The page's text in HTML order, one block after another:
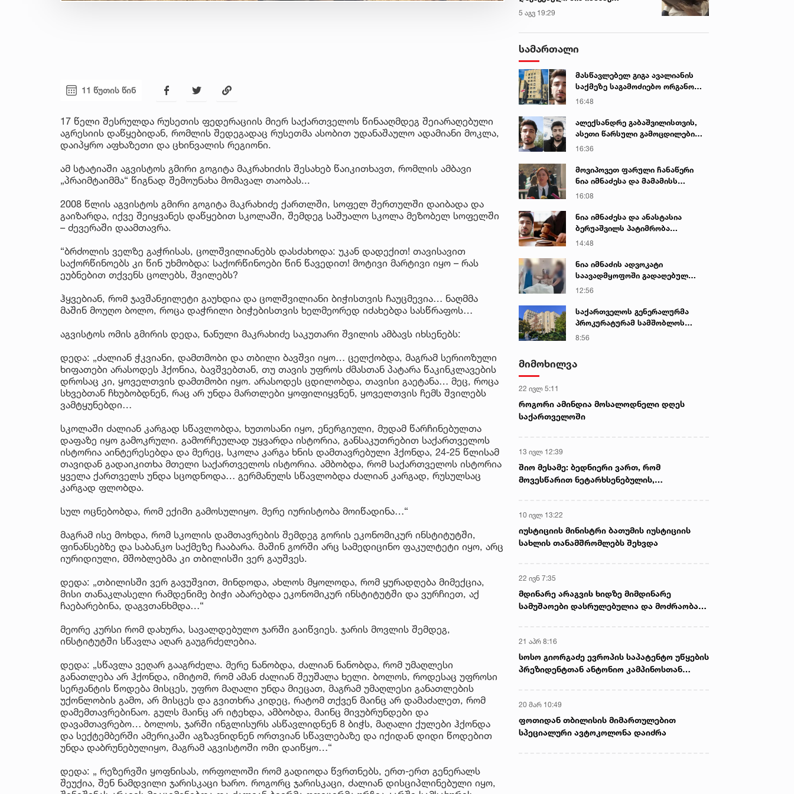
11 წუთის წინ
17 წელი შესრულდა რუსეთის ფედერაციის მიერ საქართველოს წინააღმდეგ შეიარაღებული
აგრესიის დაწყებიდან, რომლის შედეგადაც რუსეთმა ასობით უდანაშაულო ადამიანი მოკლა,
დაიპყრო აფხაზეთი და ცხინვალის რეგიონი.
ამ სტატიაში აგვისტოს გმირი გოგიტა მაკრახიძის შესახებ წაიკითხავთ, რომლის ამბავი
„პრაიმტაიმმა“ წიგნად შემოუნახა მომავალ თაობას...
2008 წლის აგვისტოს გმირი გოგიტა მაკრახიძე ქართლში, სოფელ შერთულში დაიბადა და
გაიზარდა, იქვე შეიყვანეს დაწყებით სკოლაში, შემდეგ საშუალო სკოლა მეზობელ სოფელში
– ძევერაში დაამთავრა.
“ბრძოლის ველზე გაჭრისას, ცოლშვილიანებს დასძახოდა: უკან დადექით! თავისავით
საქორწინოებს კი წინ უხმობდა: საქორწინოები წინ წავედით! მოტივი მარტივი იყო – რას
ეუბნებით თქვენს ცოლებს, შვილებს?
ჰყვებიან, რომ ჯავშანჟილეტი გაუხდია და ცოლშვილიანი ბიჭისთვის ჩაუცმევია… ნაღმმა
მაშინ მოუღო ბოლო, როცა დაჭრილი ბიჭებისთვის ხელმეორედ იძახებდა სასწრაფოს…
აგვისტოს ომის გმირის დედა, ნანული მაკრახიძე საკუთარი შვილის ამბავს იხსენებს:
დედა: „ძალიან ჭკვიანი, დამთმობი და თბილი ბავშვი იყო… ცელქობდა, მაგრამ სერიოზული
ხიფათები არასოდეს ჰქონია, ბავშვებთან, თუ თავის უფროს ძმასთან პატარა წაკინკლავების
დროსაც კი, ყოველთვის დამთმობი იყო. არასოდეს ცდილობდა, თავისი გაეტანა… მეც, როცა
სხვებთან ჩხუბობდნენ, რაც არ უნდა მართლები ყოფილიყვნენ, ყოველთვის ჩემს შვილებს
ვამტყუნებდი…
სკოლაში ძალიან კარგად სწავლობდა, ხუთოსანი იყო, ენერგიული, მუდამ წარჩინებულთა
დაფაზე იყო გამოკრული. გამორჩეულად უყვარდა ისტორია, განსაკუთრებით საქართველოს
ისტორია აინტერესებდა და მერეც, სკოლა კარგა ხნის დამთავრებული ჰქონდა, 24-25 წლისამ
თავიდან გადაიკითხა მთელი საქართველოს ისტორია. ამბობდა, რომ საქართველოს ისტორია
ყველა ქართველს უნდა სცოდნოდა… გერმანულს სწავლობდა ძალიან კარგად, რუსულსაც
კარგად ფლობდა.
სულ ოცნებობდა, რომ ექიმი გამოსულიყო. მერე იურისტობა მოიწადინა…“
მაგრამ ისე მოხდა, რომ სკოლის დამთავრების შემდეგ გორის ეკონომიკურ ინსტიტუტში,
ფინანსებზე და საბანკო საქმეზე ჩააბარა. მაშინ გორში არც სამედიცინო ფაკულტეტი იყო, არც
იურიდიული, მშობლებმა კი თბილისში ვერ გაუშვეს.
დედა: „თბილისში ვერ გავუშვით, მინდოდა, ახლოს მყოლოდა, რომ ყურადღება მიმექცია,
მისი თანაკლასელი რამდენიმე ბიჭი აბარებდა ეკონომიკურ ინსტიტუტში და ვურჩიეთ, აქ
ჩაებარებინა, დაგვთანხმდა…“
მეორე კურსი რომ დახურა, სავალდებულო ჯარში გაიწვიეს. ჯარის მოვლის შემდეგ,
ინსტიტუტში სწავლა აღარ გაუგრძელებია.
დედა: „სწავლა ვეღარ გააგრძელა. მერე ნანობდა, ძალიან ნანობდა, რომ უმაღლესი
განათლება არ ჰქონდა, იმიტომ, რომ ამან ძალიან შეუშალა ხელი. ბოლოს, როდესაც უფროსი
სერჟანტის წოდება მისცეს, უფრო მაღალი უნდა მიეცათ, მაგრამ უმაღლესი განათლების
უქონლობის გამო, არ მისცეს და გვითხრა კიდეც, რატომ თქვენ მაინც არ დამაძალეთ, რომ
დამემთავრებინაო. გულს მაინც არ იტეხდა, ამბობდა, მაინც მივუბრუნდები და
დავამთავრებო… ბოლოს, ჯარში ინგლისურს ასწავლიდნენ 8 ბიჭს, მაღალი ქულები ჰქონდა
და სექტემბერში ამერიკაში აგზავნიდნენ ორთვიან სწავლებაზე და იქიდან დიდი წოდებით
უნდა დაბრუნებულიყო, მაგრამ აგვისტოში ომი დაიწყო…“
დედა: „ რეზერვში ყოფნისას, ორფოლოში რომ გადიოდა წვრთნებს, ერთ-ერთ გენერალს
შეუქია, შენ ნამდვილი ჯარისკაცი ხარო. როგორც ჯარისკაცი, ძალიან დისციპლინებული იყო,
კლინიკაში გადაჰყავთ
5 აგვ 19:29
სამართალი
მასწავლებელ გიგა ავალიანის
საქმეზე საგამოძიებო ორგანო
დაკავებულ არასრულწლოვნებს -
ბერუაშვილს 30 დღის
განმავლობაში ფარულად
16:48
ალექსანდრე გაბაშვილისთვის,
ასეთი წარსული გამოცდილების
ადამიანისთვის ინფორმაციის
სექსუალურად ავიწროებდა,
ფაქტობრივად, წაქეზება იყო -
16:36
მოვიპოვეთ ფარული ჩანაწერი
ნია იმნაძესა და მამამისს
შორის, განიხილავდნენ, როგორ
- ნიას მამა ამბობს, რომ
არასწორად მოიქცა, თუმცა
ვერ მოიქცეოდა, თანამედროვე
ეპოქაში სხვანაირად ხდება -
პროკურორი
16:08
ნია იმნაძესა და ანასტასია
ბერუაშვილს პატიმრობა
შეეფარდათ
14:48
ნია იმნაძის ადვოკატი
საავადმყოფოში გადაღებულ
კადრებს ავრცელებს
12:56
საქართველოს გენერალურმა
პროკურატურამ სამშობლოს
ღალატის და საბოტაჟის ფაქტზე
8:56
მიმოხილვა
22 ივლ 5:11
როგორი ამინდია მოსალოდნელი დღეს
საქართველოში
13 ივლ 12:39
შიო მესამე: ბედნიერი ვართ, რომ
მოვესწარით ნეტარხსენებულის,
10 ივლ 13:22
იუსტიციის მინისტრი ბათუმის იუსტიციის
სახლის თანამშრომლებს შეხვდა
22 ივნ 7:35
მდინარე არაგვის ხიდზე მიმდინარე
სამუშაოები დასრულებულია და მოძრაობა
21 აპრ 8:16
სოსო გიორგაძე ევროპის საპატენტო უწყების
პრეზიდენტთან ანტონიო კამპინოსთან
20 მარ 10:49
ფოთიდან თბილისის მიმართულებით
სპეციალური ავტოკოლონა დაიძრა